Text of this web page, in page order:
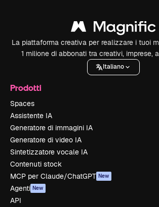
La piattaforma creativa per realizzare i tuoi
1 milione di abbonati tra creativi, imprese,
Italiano
Prodotti
Spaces
Assistente IA
Generatore di immagini IA
Generatore di video IA
Sintetizzatore vocale IA
Contenuti stock
MCP per Claude/ChatGPT New
Agenti New
API